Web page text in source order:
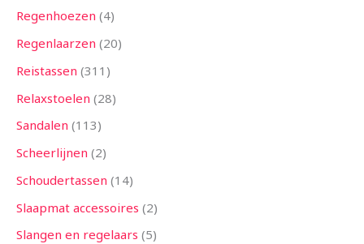
Regenhoezen 4
Regenlaarzen 20
Reistassen 311
Relaxstoelen 28
Sandalen 113
Scheerlijnen 2
Schoudertassen 14
Slaapmat accessoires 2
Slangen en regelaars 5